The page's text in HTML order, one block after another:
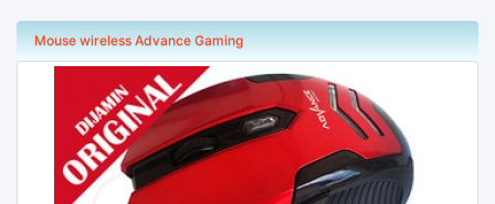
Mouse wireless Advance Gaming